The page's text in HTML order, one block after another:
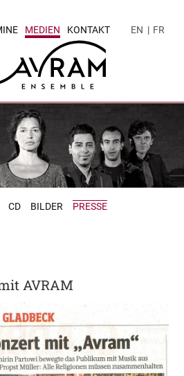
MEDIEN KONTAKT EN | FR
CD BILDER PRESSE
AVRAM